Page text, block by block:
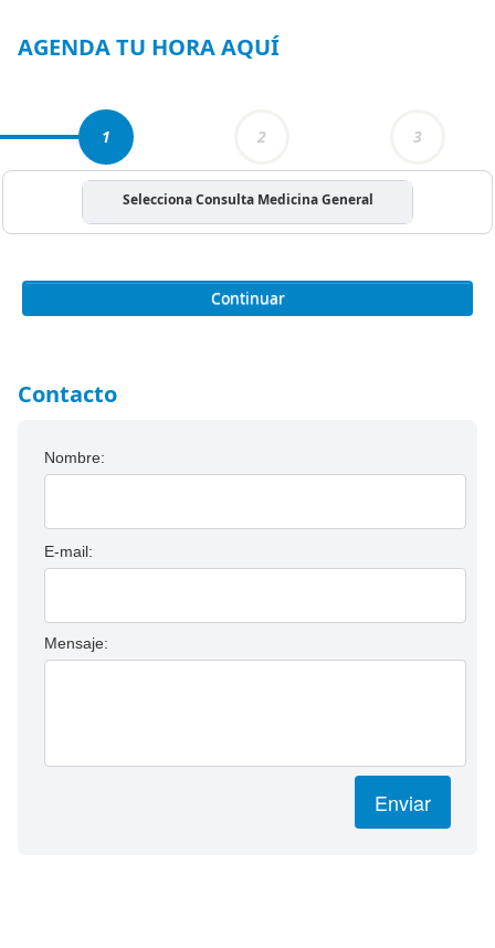
AGENDA TU HORA AQUÍ
1 2 3
Selecciona Consulta Medicina General
Continuar
Contacto
Nombre:
E-mail:
Mensaje:
Enviar